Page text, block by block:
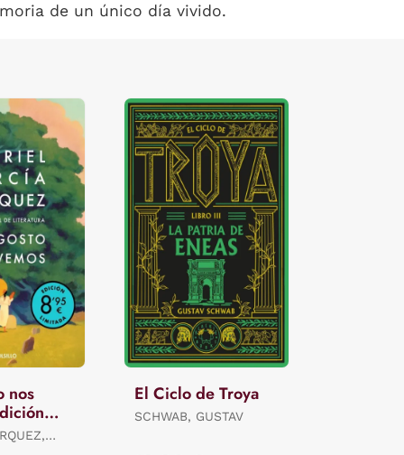
de un único día vivido.
nos
El Ciclo de Troya
SCHWAB, GUSTAV